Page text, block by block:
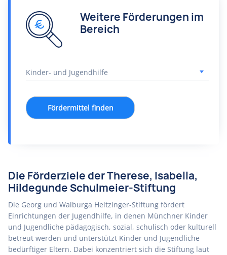
Weitere Förderungen im
Bereich
Fördermittel finden
Die Förderziele der Therese, Isabella,
Hildegunde Schulmeier-Stiftung
Die Georg und Walburga Heitzinger-Stiftung fördert
Einrichtungen der Jugendhilfe, in denen Münchner Kinder
und Jugendliche pädagogisch, sozial, schulisch oder kulturell
betreut werden und unterstützt Kinder und Jugendliche
bedürftiger Eltern. Dabei konzentriert sich die Stiftung laut